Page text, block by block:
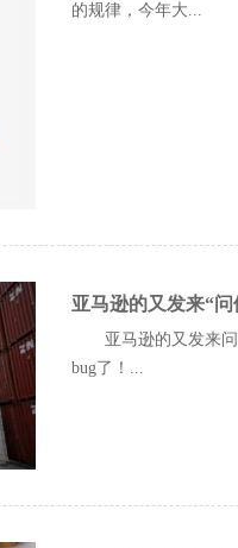
的规律，今年大...
亚马逊的又发来“
亚马逊的又发来
bug了！...